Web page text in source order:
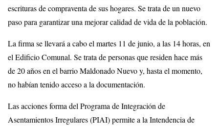
escrituras de compraventa de sus hogares. Se trata de un nuevo
paso para garantizar una mejorar calidad de vida de la población.
La firma se llevará a cabo el martes 11 de junio, a las 14 horas, en
el Edificio Comunal. Se trata de personas que residen hace más
de 20 años en el barrio Maldonado Nuevo y, hasta el momento,
no habían tenido acceso a la documentación.
Las acciones forma del Programa de Integración de
Asentamientos Irregulares (PIAI) permite a la Intendencia de